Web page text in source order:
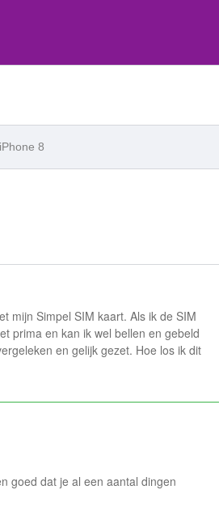
8
mijn Simpel SIM kaart. Als ik de SIM
prima en kan ik wel bellen en gebeld
en gelijk gezet. Hoe los ik dit
goed dat je al een aantal dingen